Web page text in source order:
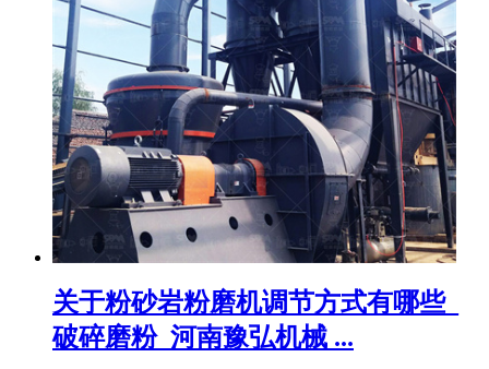
关于粉砂岩粉磨机调节方式有哪些_
破碎磨粉_河南豫弘机械 ...